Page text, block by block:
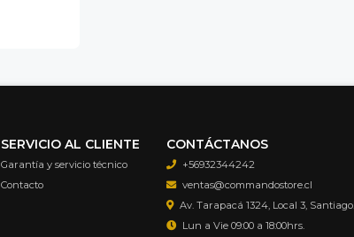
SERVICIO AL CLIENTE
Garantía y servicio técnico
Contacto
CONTÁCTANOS
+56932344242
ventas@commandostore.cl
Av. Tarapacá 1324, Local 3, Santiago.
Lun a Vie 09:00 a 18:00hrs.